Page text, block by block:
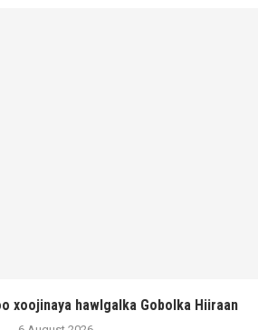
xoojinaya hawlgalka Gobolka Hiiraan